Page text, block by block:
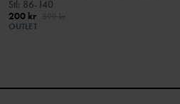
Stl: 86-140
200 kr
OUTLET